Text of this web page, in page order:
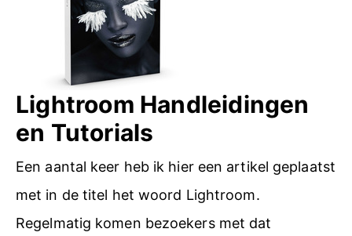
Lightroom Handleidingen
en Tutorials
Een aantal keer heb ik hier een artikel geplaatst
met in de titel het woord Lightroom.
Regelmatig komen bezoekers met dat